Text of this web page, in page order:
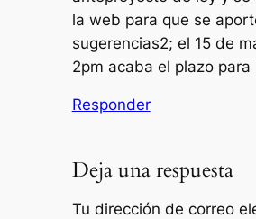
la web para que se
sugerencias2; el 15 de
2pm acaba el plazo
Responder
Deja una respuesta
Tu dirección de correo